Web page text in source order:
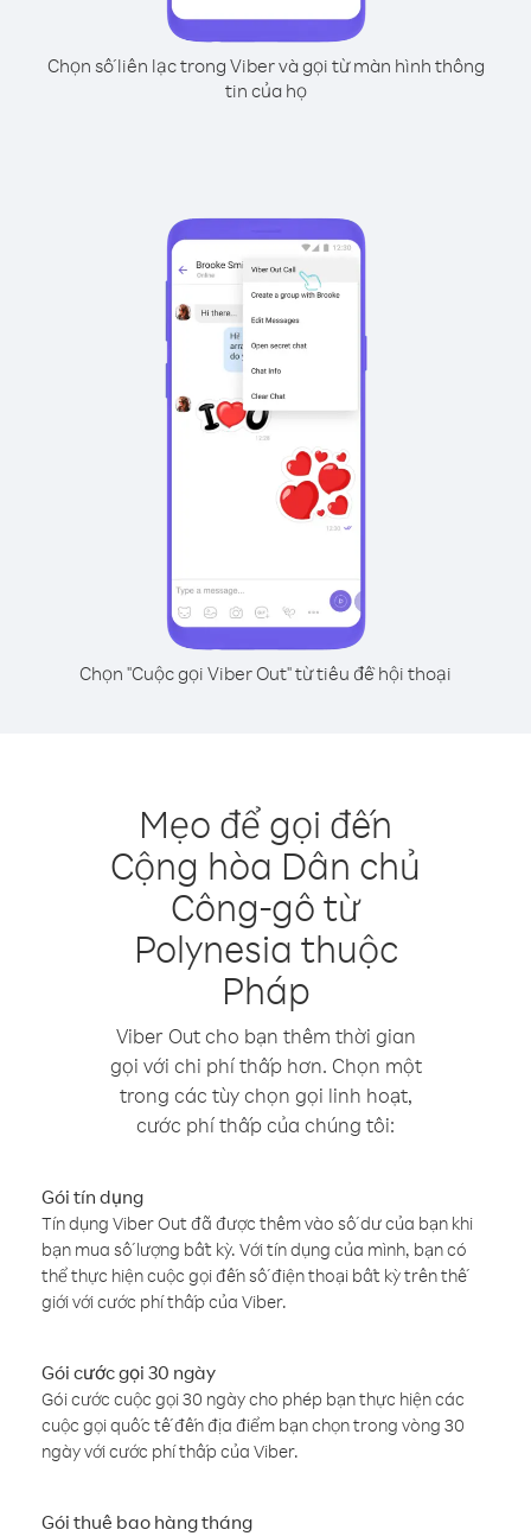
Chọn số liên lạc trong Viber và gọi từ màn hình thông
tin của họ
Chọn "Cuộc gọi Viber Out" từ tiêu đề hội thoại
Mẹo để gọi đến
Cộng hòa Dân chủ
Công-gô từ
Polynesia thuộc
Pháp
Viber Out cho bạn thêm thời gian
gọi với chi phí thấp hơn. Chọn một
trong các tùy chọn gọi linh hoạt,
cước phí thấp của chúng tôi:
Gói tín dụng
Tín dụng Viber Out đã được thêm vào số dư của bạn khi
bạn mua số lượng bất kỳ. Với tín dụng của mình, bạn có
thể thực hiện cuộc gọi đến số điện thoại bất kỳ trên thế
giới với cước phí thấp của Viber.
Gói cước gọi 30 ngày
Gói cước cuộc gọi 30 ngày cho phép bạn thực hiện các
cuộc gọi quốc tế đến địa điểm bạn chọn trong vòng 30
ngày với cước phí thấp của Viber.
Gói thuê bao hàng tháng